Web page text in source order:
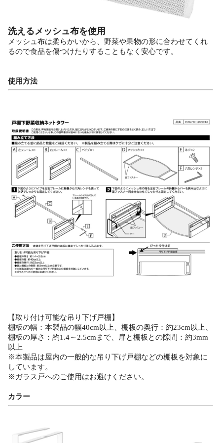
洗えるメッシュ布を使用
メッシュ布は柔らかいから、野菜や果物の形に合わせてくれ
るので食品を傷つけたりすることもなく安心です。
使用方法
【取り付け可能な吊り下げ戸棚】
棚板の幅：本製品の幅40cm以上、棚板の奥行：約23cm以上、
棚板の厚さ：約1.4～2.5cmまで、扉と棚板との隙間：約3mm
以上
※本製品は屋内の一般的な吊り下げ戸棚などの棚板を対象に
しています。
※ガラス戸へのご使用はお避けください。
カラー